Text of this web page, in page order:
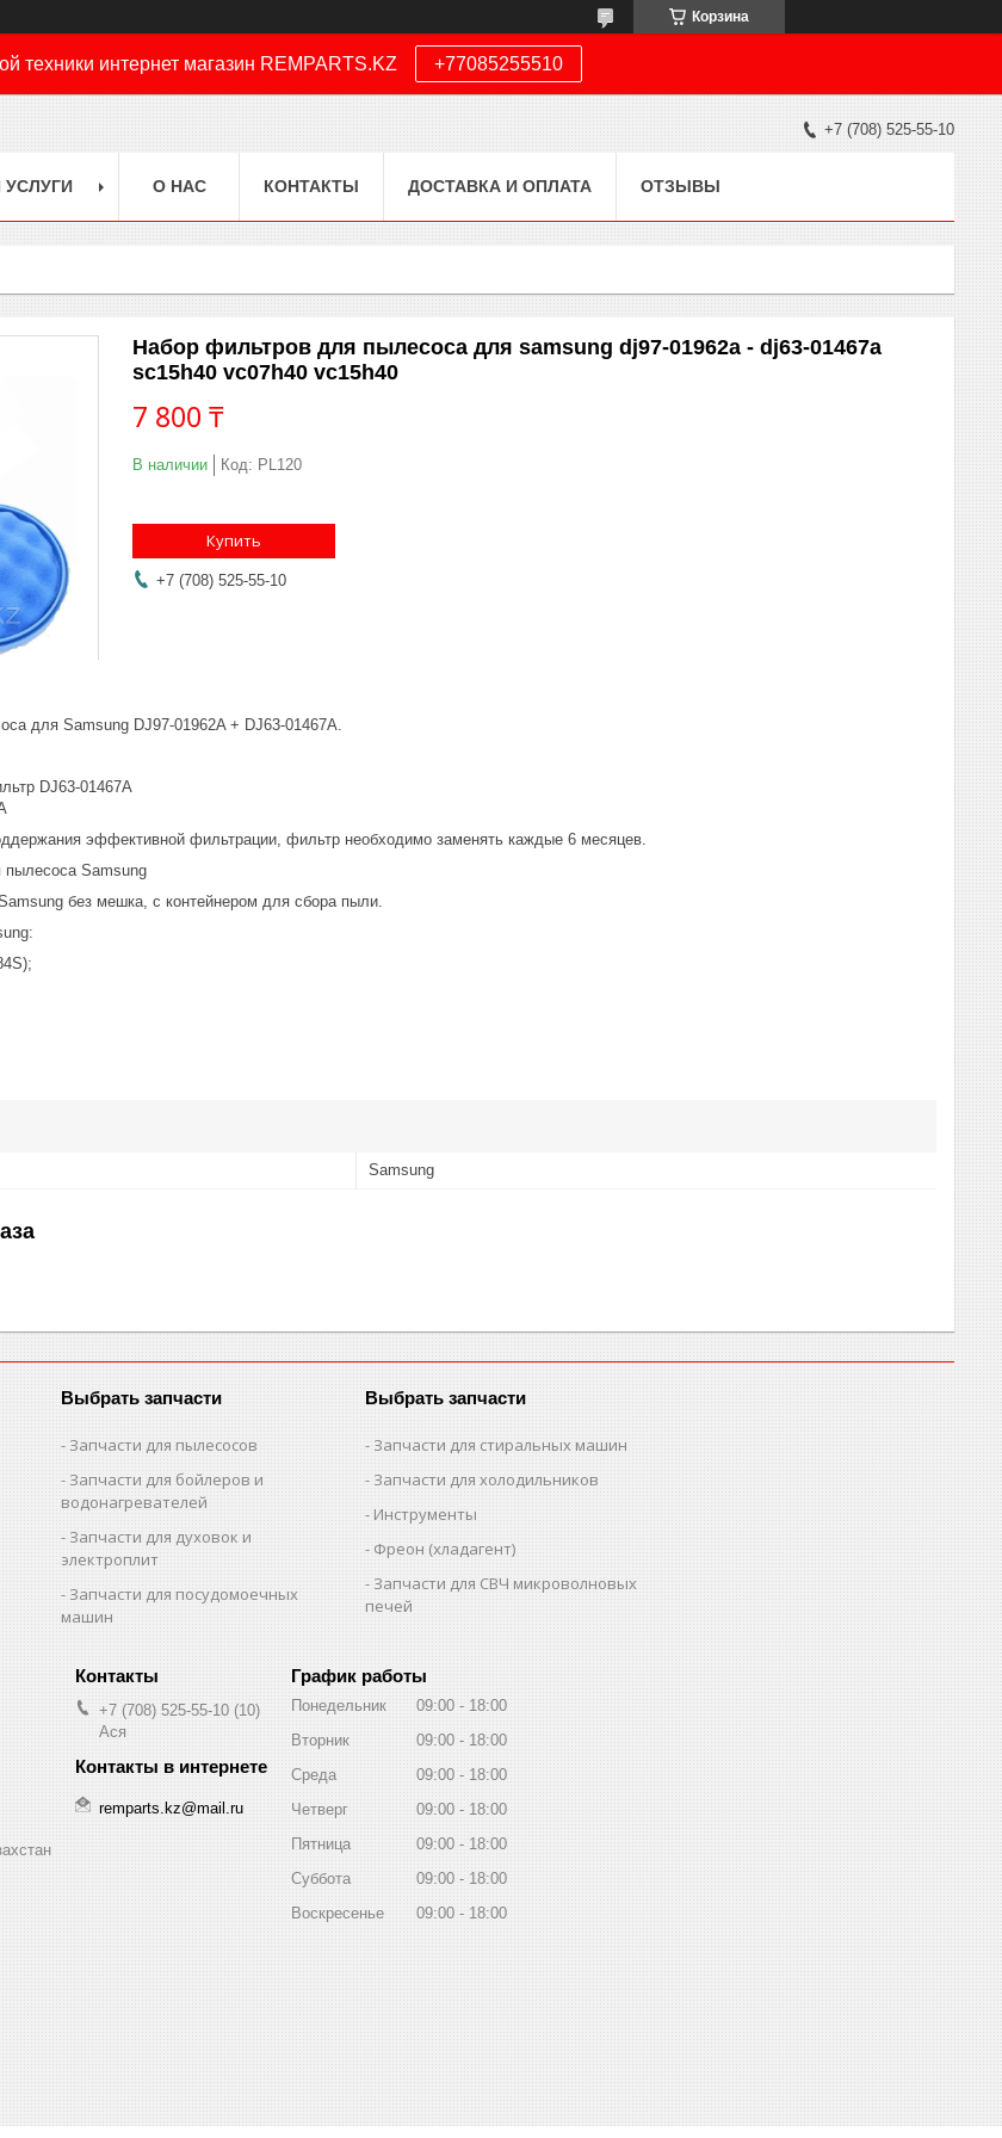
Корзина
техники интернет магазин REMPARTS.KZ +77085255510
+7 (708) 525-55-10
О НАС КОНТАКТЫ ДОСТАВКА И ОПЛАТА ОТЗЫВЫ
Набор фильтров для пылесоса для samsung dj97-01962a - dj63-01467a
sc15h40 vc07h40 vc15h40
7 800 ₸
В наличии Код: PL120
Купить
+7 (708) 525-55-10
для Samsung DJ97-01962A + DJ63-01467A.
DJ63-01467A
эффективной фильтрации, фильтр необходимо заменять каждые 6 месяцев.
Samsung
без мешка, с контейнером для сбора пыли.
Samsung
Выбрать запчасти
Запчасти для пылесосов
Запчасти для бойлеров и
водонагревателей
Запчасти для духовок и
электроплит
Запчасти для посудомоечных
машин
Выбрать запчасти
Запчасти для стиральных машин
Запчасти для холодильников
Инструменты
Фреон (хладагент)
Запчасти для СВЧ микроволновых
печей
+7 (708) 525-55-10 10
Ася
remparts.kz@mail.ru
График работы
Понедельник 09:00
18:00
Вторник
09:00
18:00
Среда
09:00
18:00
Четверг
09:00
18:00
Пятница
09:00
18:00
Суббота
09:00
18:00
Воскресенье
09:00 18:00